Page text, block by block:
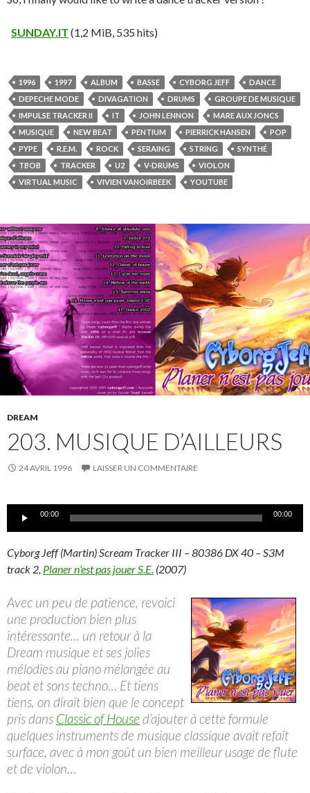
SUNDAY.IT (1,2 MiB, 535 hits)
1996 1997 ALBUM BASSE CYBORG JEFF
DANCE
DEPECHE MODE
DIVAGATION DRUMS
GROUPE DE MUSIQUE
IMPULSE TRACKER II
IT JOHN LENNON
MARE AUX JONCS
MUSIQUE
NEW BEAT PENTIUM PIERRICK HANSEN
POP
PYPE
R.E.M. ROCK SERAING STRING
SYNTHÉ
TBOB
TRACKER U2 V-DRUMS
VIOLON
VIRTUAL MUSIC
VIVIEN VANOIRBEEK YOUTUBE
DREAM
203. MUSIQUE D’AILLEURS
24 AVRIL 1996 LAISSER UN COMMENTAIRE
Lecteur00:00 00:00
Cyborg Jeff (Martin) Scream Tracker III – 80386 DX 40 – S3M
track 2, Planer n’est pas jouer S.E. (2007)
Avec un peu de patience, revoici
une production bien plus
intéressante… un retour à la
Dream musique et ses jolies
mélodies au piano mélangée au
beat et sons techno… Et tiens
tiens, on dirait bien que le concept
pris dans Classic of House d’ajouter à cette formule
quelques instruments de musique classique avait refait
surface, avec à mon goût un bien meilleur usage de flute
et de violon…